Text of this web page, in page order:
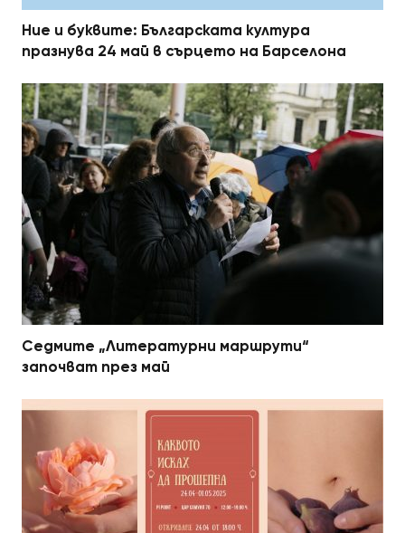
Ние и буквите: Българската култура
празнува 24 май в сърцето на Барселона
Седмите „Литературни маршрути“
започват през май